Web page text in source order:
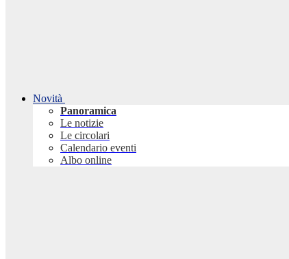
Novità
Panoramica
Le notizie
Le circolari
Calendario eventi
Albo online